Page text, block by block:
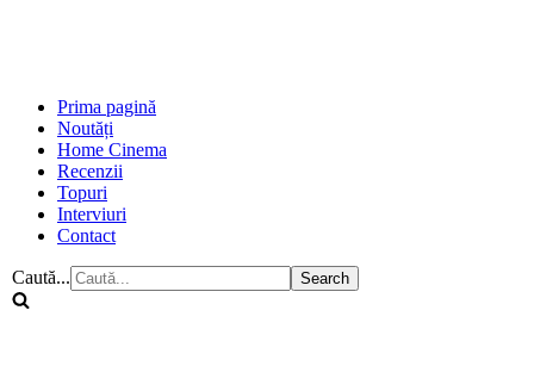
Prima pagină
Noutăți
Home Cinema
Recenzii
Topuri
Interviuri
Contact
Caută...